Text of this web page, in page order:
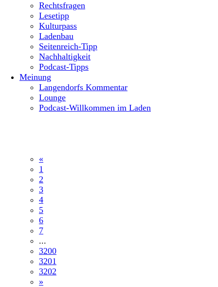
Rechtsfragen
Lesetipp
Kulturpass
Ladenbau
Seitenreich-Tipp
Nachhaltigkeit
Podcast-Tipps
Meinung
Langendorfs Kommentar
Lounge
Podcast-Willkommen im Laden
«
1
2
3
4
5
6
7
...
3200
3201
3202
»